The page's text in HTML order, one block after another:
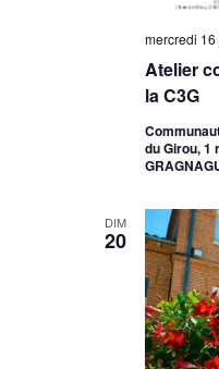
Atelier
la C3G
mercredi
du Girou, 1
DIM
20